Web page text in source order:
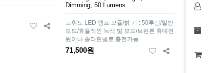
Dimming, 50 Lumens
고휘도 LED 램프 모듈/밝 기 : 50루멘/일반
모드/효율적인 녹색 빛 모드/브런튼 휴대전
원이나 솔라판넬로 충전가능
71,500원